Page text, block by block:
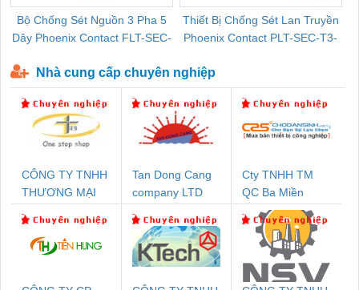
Bộ Chống Sét Nguồn 3 Pha 5
Dây Phoenix Contact FLT-SEC-
Thiết Bị Chống Sét Lan Truyền
Phoenix Contact PLT-SEC-T3-
Nhà cung cấp chuyên nghiệp
CÔNG TY TNHH
THƯƠNG MẠI
NAM
Tan Dong Cang
company LTD
Cty TNHH TM
QC Ba Miền